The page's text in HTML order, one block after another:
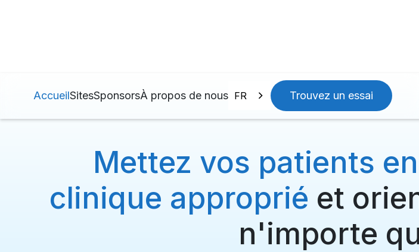
AccueilSitesSponsorsÀ propos de nous FR Trouvez un essai
Mettez vos patients
clinique approprié et
n'importe